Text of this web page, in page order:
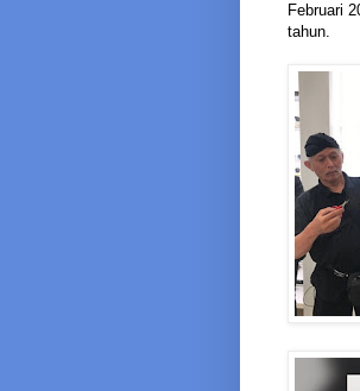
Februari
tahun.